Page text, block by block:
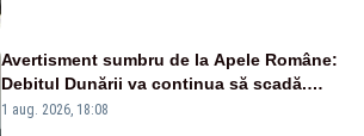
Avertisment sumbru de la Apele Române:
Debitul Dunării va continua să scadă.
Cernavodă s-ar putea închide în 4 zile
1 aug. 2026, 18:08